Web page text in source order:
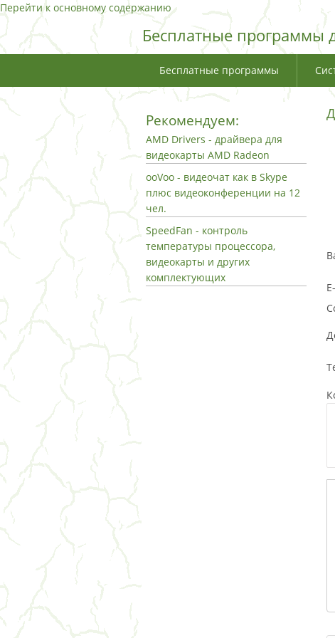
Перейти к основному содержанию
Бесплатные программы
Бесплатные программы
Рекомендуем:
AMD Drivers - драйвера для
видеокарты AMD Radeon
ooVoo - видеочат как в Skype
плюс видеоконференции на 12
чел.
SpeedFan - контроль
температуры процессора,
видеокарты и других
комплектующих